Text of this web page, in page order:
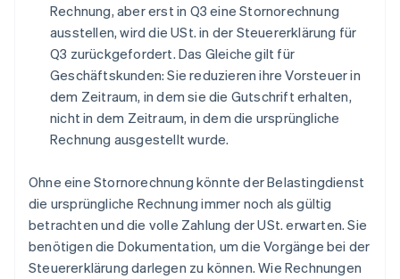
Rechnung, aber erst in Q3 eine Stornorechnung
ausstellen, wird die USt. in der Steuererklärung für
Q3 zurückgefordert. Das Gleiche gilt für
Geschäftskunden: Sie reduzieren ihre Vorsteuer in
dem Zeitraum, in dem sie die Gutschrift erhalten,
nicht in dem Zeitraum, in dem die ursprüngliche
Rechnung ausgestellt wurde.
Ohne eine Stornorechnung könnte der Belastingdienst
die ursprüngliche Rechnung immer noch als gültig
betrachten und die volle Zahlung der USt. erwarten. Sie
benötigen die Dokumentation, um die Vorgänge bei der
Steuererklärung darlegen zu können. Wie Rechnungen